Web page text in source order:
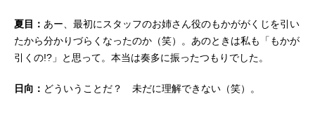
夏目： あー、最初にスタッフのお姉さん役のもかががくじを引い
たから分かりづらくなったのか（笑）。あのときは私も「もかが
引くの!?」と思って。本当は奏多に振ったつもりでした。
日向： どういうことだ？ 未だに理解できない（笑）。